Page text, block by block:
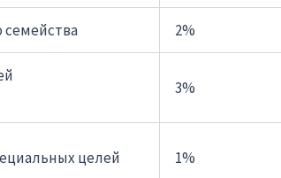
семейства 2%
3%
целей 1%